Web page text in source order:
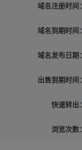
域名注册时间：
域名到期时间：
域名发布日期：
出售到期时间：
快速转出：
浏览次数：